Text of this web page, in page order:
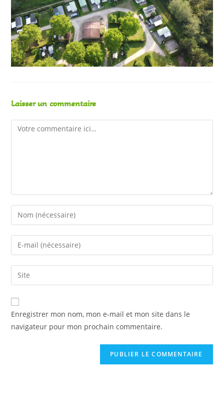
Laisser un commentaire
Enregistrer mon nom, mon e-mail et mon site dans le
navigateur pour mon prochain commentaire.